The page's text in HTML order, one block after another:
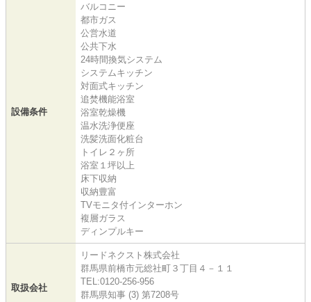
設備条件
バルコニー
都市ガス
公営水道
公共下水
24時間換気システム
システムキッチン
対面式キッチン
追焚機能浴室
浴室乾燥機
温水洗浄便座
洗髪洗面化粧台
トイレ２ヶ所
浴室１坪以上
床下収納
収納豊富
TVモニタ付インターホン
複層ガラス
ディンプルキー
取扱会社
リードネクスト株式会社
群馬県前橋市元総社町３丁目４－１１
TEL:0120-256-956
群馬県知事 (3) 第7208号